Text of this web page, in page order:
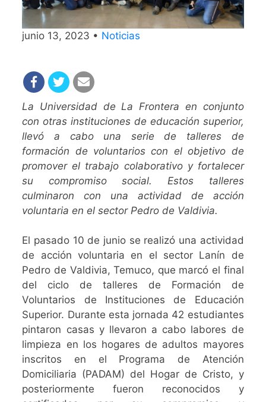
junio 13, 2023 • Noticias
La Universidad de La Frontera en conjunto
con otras instituciones de educación superior,
llevó a cabo una serie de talleres de
formación de voluntarios con el objetivo de
promover el trabajo colaborativo y fortalecer
su compromiso social. Estos talleres
culminaron con una actividad de acción
voluntaria en el sector Pedro de Valdivia.
El pasado 10 de junio se realizó una actividad
de acción voluntaria en el sector Lanín de
Pedro de Valdivia, Temuco, que marcó el final
del ciclo de talleres de Formación de
Voluntarios de Instituciones de Educación
Superior. Durante esta jornada 42 estudiantes
pintaron casas y llevaron a cabo labores de
limpieza en los hogares de adultos mayores
inscritos en el Programa de Atención
Domiciliaria (PADAM) del Hogar de Cristo, y
posteriormente fueron reconocidos y